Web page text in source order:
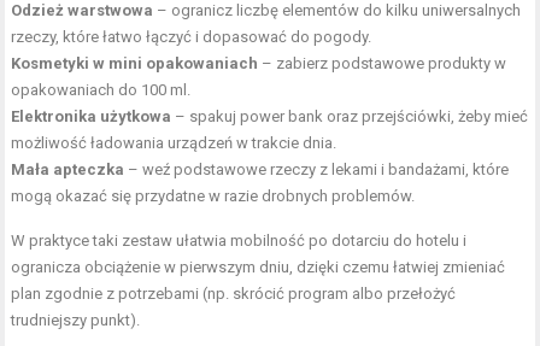
Odzież warstwowa – ogranicz liczbę elementów do kilku uniwersalnych
rzeczy, które łatwo łączyć i dopasować do pogody.
Kosmetyki w mini opakowaniach – zabierz podstawowe produkty w
opakowaniach do 100 ml.
Elektronika użytkowa – spakuj power bank oraz przejściówki, żeby mieć
możliwość ładowania urządzeń w trakcie dnia.
Mała apteczka – weź podstawowe rzeczy z lekami i bandażami, które
mogą okazać się przydatne w razie drobnych problemów.
W praktyce taki zestaw ułatwia mobilność po dotarciu do hotelu i
ogranicza obciążenie w pierwszym dniu, dzięki czemu łatwiej zmieniać
plan zgodnie z potrzebami (np. skrócić program albo przełożyć
trudniejszy punkt).